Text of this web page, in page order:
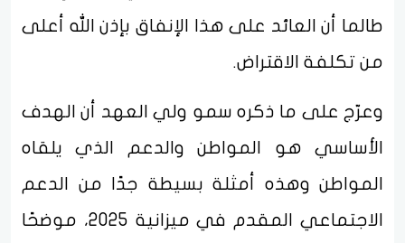
طالما أن العائد على هذا الإنفاق بإذن الله أعلى
من تكلفة الاقتراض.
وعرّج على ما ذكره سمو ولي العهد أن الهدف
الأساسي هو المواطن والدعم الذي يلقاه
المواطن وهذه أمثلة بسيطة جدًا من الدعم
الاجتماعي المقدم في ميزانية 2025، موضحًا